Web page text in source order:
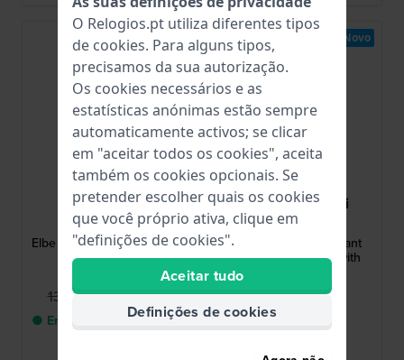
Danish Design
IQ15Q881
Elbe 39 mm Relógio design
dourado com data
139,00 € 79,95 €
● Entrega num prazo de 3
-40%
Emporio Armani
AR11810
Archelia 32 mm Elegant
small quartz watch with
339,00 €
● Em stock
Novo
O Relogios.pt utiliza diferentes tipos
de cookies. Para alguns tipos,
precisamos da sua autorização.
Os cookies necessários e as
estatísticas anónimas estão sempre
automaticamente activos; se clicar
em "aceitar todos os cookies", aceita
também os cookies opcionais. Se
pretender escolher quais os cookies
que você próprio ativa, clique em
"definições de cookies".
Aceitar tudo
Definições de cookies